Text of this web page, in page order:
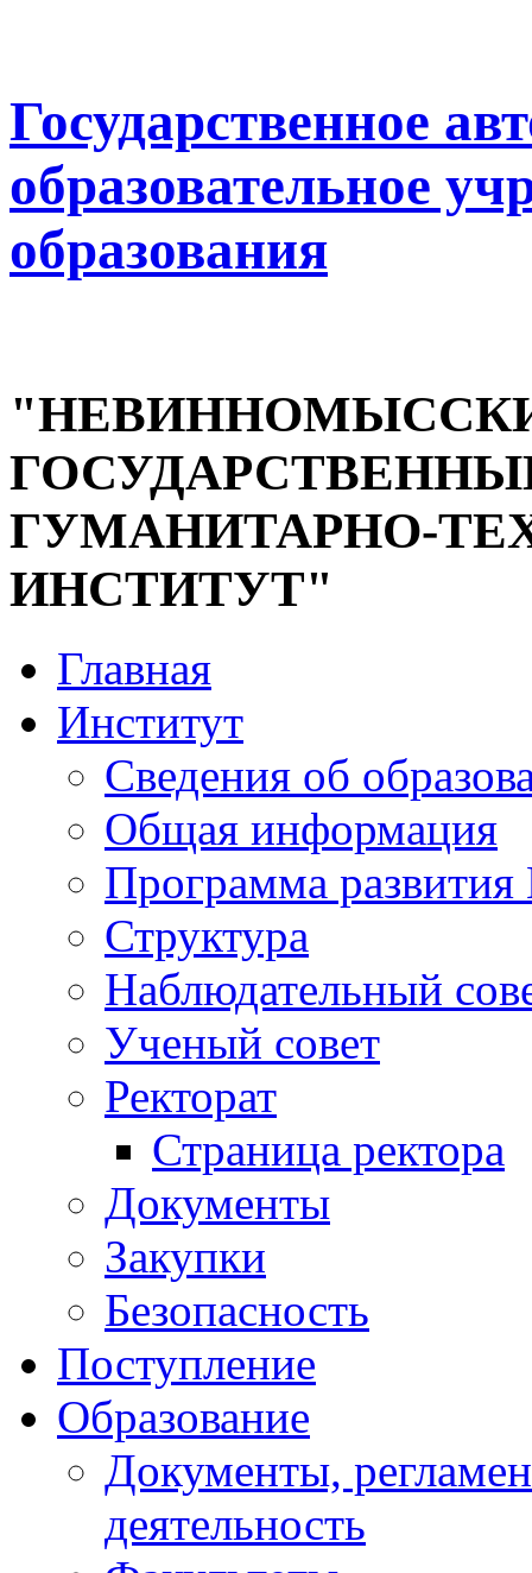
Государственное
образовательное
образования
ГУМАНИТАРНО-
ИНСТИТУТ"
Главная
Институт
Сведения об
Общая информация
Программа
Структура
Наблюдательный
Ученый совет
Ректорат
Страница ректора
Документы
Закупки
Безопасность
Поступление
Образование
Документы,
деятельность